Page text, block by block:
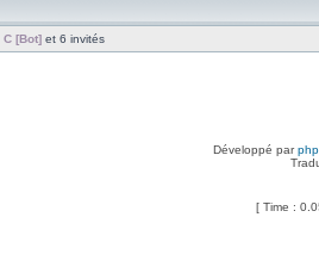
C [Bot] et 6 invités
Développé par
[ Time :